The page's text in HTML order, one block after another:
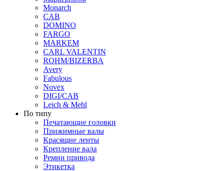
Monarch
CAB
DOMINO
FARGO
MARKEM
CARL VALENTIN
ROHM/BIZERBA
Avery
Fabulous
Novex
DIGI/CAB
Leich & Mehl
По типу
Печатающие головки
Прижимные валы
Красящие ленты
Крепление вала
Ремни привода
Этикетка